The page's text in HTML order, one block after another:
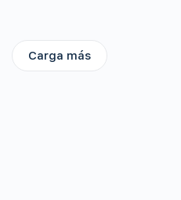
Carga más